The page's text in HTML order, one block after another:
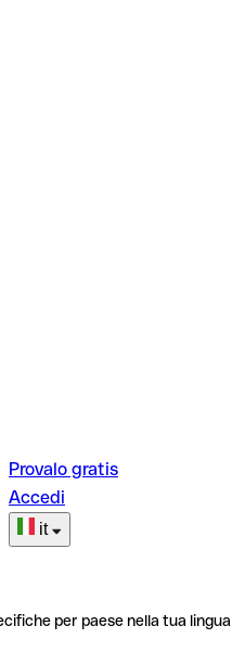
Provalo gratis
Accedi
it
per paese nella tua lingua